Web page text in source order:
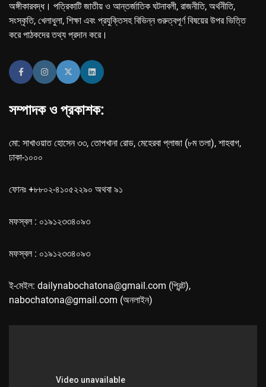
অঙ্গীকারবদ্ধ। পত্রিকাটি জাতীয় ও আন্তর্জাতিক ঘটনাবলী, রাজনীতি, অর্থনীতি,
সংস্কৃতি, খেলাধুলা, শিক্ষা এবং প্রযুক্তিসহ বিভিন্ন গুরুত্বপূর্ণ বিষয়ের উপর ভিত্তি
করে পাঠকদের তথ্য প্রদান করে।
সম্পাদক ও প্রকাশক:
মো: সাখাওয়াত হোসেন ৩৩, তোপখানা রোড, মেহেরবা প্লাজা (৮ম তলা), শাহবাগ,
ঢাকা-১০০০
ফোনঃ +৮৮০২-৪১০৫২২৯০ অথবা ৯১
মফস্বল : ০১৯১২৩৩৪০৯৩
মফস্বল : ০১৯১২৩৩৪০৯৩
ই-মেইল: dailynabochatona@gmail.com (প্রিন্ট),
nabochatona@gmail.com (অনলাইন)